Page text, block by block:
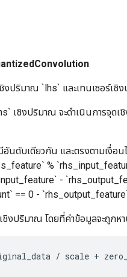
งปริมาณ `lhs` และเทนเซอร์เ
เชิงปริมาณ จะดำเนินการจุด
นดับเดียวกัน และตรงตามเงื่อ
%
-
== 0 -
ชิงปริมาณ โดยที่ค่าข้อมูลจะถูกห
/ scale +